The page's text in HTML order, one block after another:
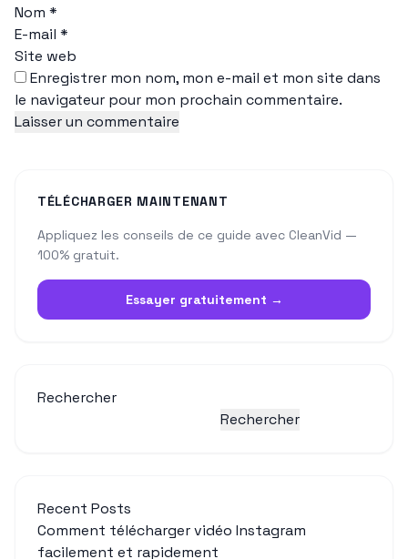
Nom *
E-mail *
Site web
Enregistrer mon nom, mon e-mail et mon site dans
le navigateur pour mon prochain commentaire.
TÉLÉCHARGER MAINTENANT
Appliquez les conseils de ce guide avec CleanVid —
100% gratuit.
Essayer gratuitement →
Rechercher
Rechercher
Recent Posts
Comment télécharger vidéo Instagram
facilement et rapidement